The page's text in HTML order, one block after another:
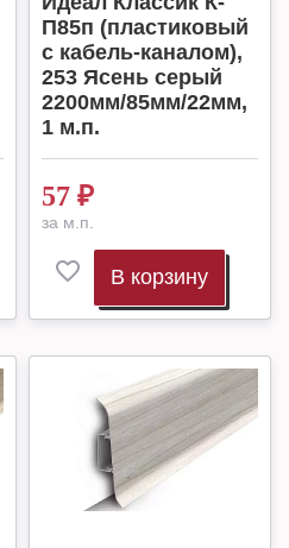
П85п (пластиковый
с кабель-каналом),
253 Ясень серый
2200мм/85мм/22мм,
1 м.п.
57 ₽
за м.п.
В корзину